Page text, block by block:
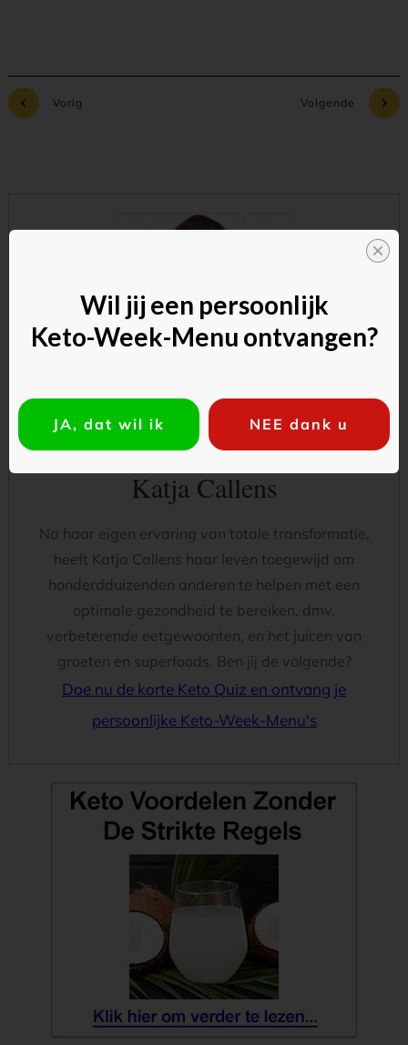
Vorig Volgende
Katja Callens
Na haar eigen ervaring van totale transformatie,
heeft Katja Callens haar leven toegewijd om
honderdduizenden anderen te helpen met een
optimale gezondheid te bereiken, dmv.
verbeterende eetgewoonten, en het juicen van
groeten en superfoods. Ben jij de volgende?
Doe nu de korte Keto Quiz en ontvang je
persoonlijke Keto-Week-Menu's
Wil jij een persoonlijk
Keto-Week-Menu ontvangen?
JA, dat wil ik NEE dank u